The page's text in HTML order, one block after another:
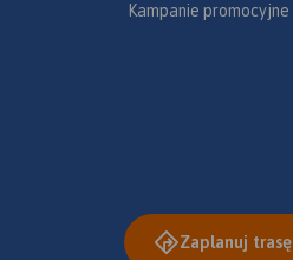
Kampanie promocyjne
Zaplanuj trasę